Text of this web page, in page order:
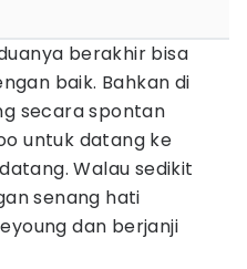
berakhir bisa
baik. Bahkan di
secara spontan
untuk datang ke
Walau sedikit
senang hati
dan berjanji